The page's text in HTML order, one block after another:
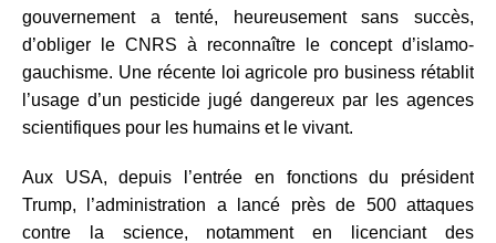
gouvernement a tenté, heureusement sans succès,
d’obliger le CNRS à reconnaître le concept d’islamo-
gauchisme. Une récente loi agricole pro business rétablit
l’usage d’un pesticide jugé dangereux par les agences
scientifiques pour les humains et le vivant.
Aux USA, depuis l’entrée en fonctions du président
Trump, l’administration a lancé près de 500 attaques
contre la science, notamment en licenciant des